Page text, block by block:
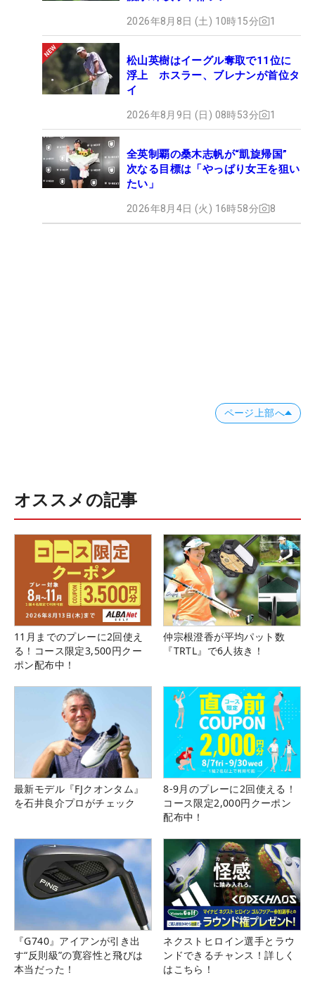
2026年8月8日 (土) 10時15分 1
松山英樹はイーグル奪取で11位に
浮上 ホスラー、ブレナンが首位タ
イ
2026年8月9日 (日) 08時53分 1
全英制覇の桑木志帆が“凱旋帰国”
次なる目標は「やっぱり女王を狙い
たい」
2026年8月4日 (火) 16時58分 8
ページ上部へ
オススメの記事
11月までのプレーに2回使え
る！コース限定3,500円クー
ポン配布中！
仲宗根澄香が平均パット数
『TRTL』で6人抜き！
最新モデル『FJクオンタム』
を石井良介プロがチェック
8-9月のプレーに2回使える！
コース限定2,000円クーポン
配布中！
『G740』アイアンが引き出
す“反則級”の寛容性と飛びは
本当だった！
ネクストヒロイン選手とラウ
ンドできるチャンス！詳しく
はこちら！